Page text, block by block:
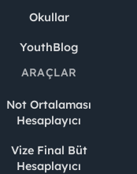
Okullar
YouthBlog
ARAÇLAR
Not Ortalaması
Hesaplayıcı
Vize Final Büt
Hesaplayıcı